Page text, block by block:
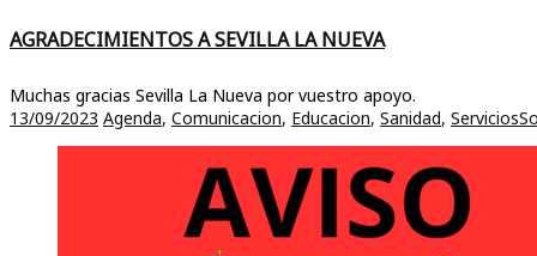
AGRADECIMIENTOS A SEVILLA LA NUEVA
Muchas gracias Sevilla La Nueva por vuestro apoyo.
13/09/2023 Agenda, Comunicacion, Educacion, Sanidad,